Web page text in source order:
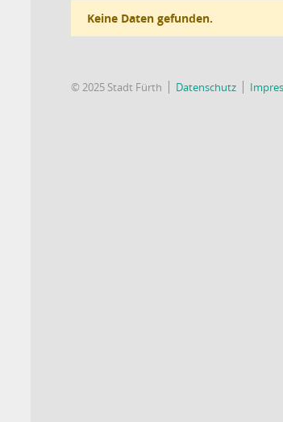
Keine Daten gefunden.
© 2025 Stadt Fürth Datenschutz